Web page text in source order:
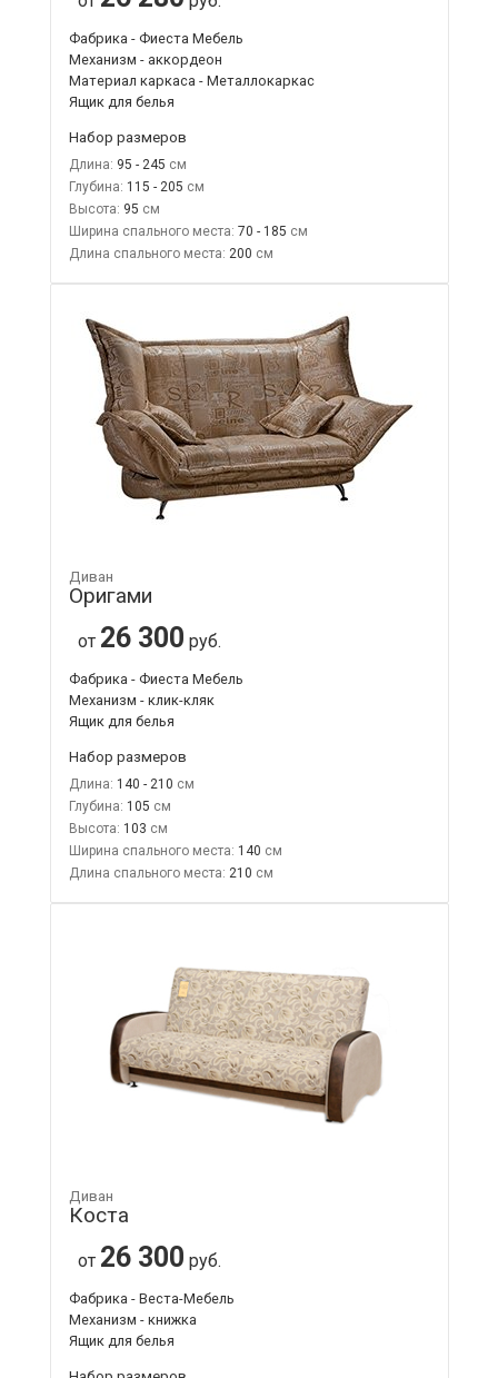
Фабрика - Фиеста Мебель
Механизм - аккордеон
Материал каркаса - Металлокаркас
Ящик для белья
Набор размеров
Длина: 95 - 245
Глубина: 115 - 205
Высота: 95
Ширина спального места: 70 - 185
Длина спального места: 200
Диван
Оригами
от 26 300 руб.
Фабрика - Фиеста Мебель
Механизм - клик-кляк
Ящик для белья
Набор размеров
Длина: 140 - 210
Глубина: 105
Высота: 103
Ширина спального места: 140
Длина спального места: 210
Диван
Коста
от 26 300 руб.
Фабрика - Веста-Мебель
Механизм - книжка
Ящик для белья